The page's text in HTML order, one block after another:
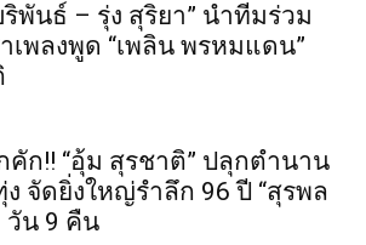
พันธ์ – รุ่ง สุริยา” นำทีมร่วม
เพลงพูด “เพลิน พรหมแดน”
คัก!! “อุ้ม สุรชาติ” ปลุกตำนาน
จัดยิ่งใหญ่รำลึก 96 ปี “สุรพล
วัน 9 คืน